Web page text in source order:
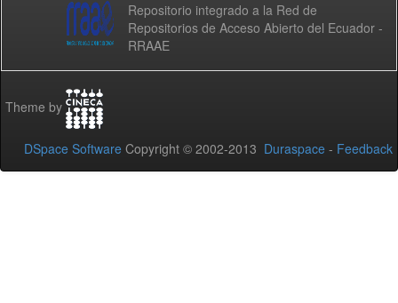
Repositorio integrado a la Red de
Repositorios de Acceso Abierto del Ecuador -
RRAAE
Theme by
DSpace Software Copyright © 2002-2013 Duraspace - Feedback